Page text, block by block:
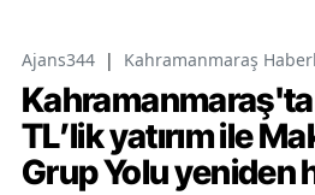
Ajans344 | Kahramanmaraş
TL’lik yatırım ile
Grup Yolu yeniden